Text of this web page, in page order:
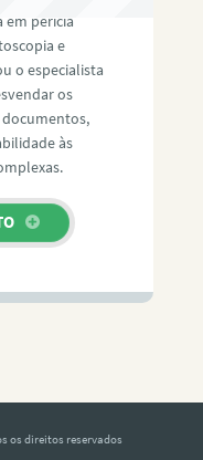
em perícia
e
o especialista
os
documentos,
às
os direitos reservados